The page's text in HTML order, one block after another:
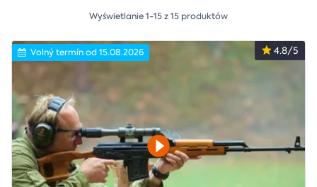
Wyświetlanie 1-15 z 15 produktów
4.8/5
Volný termín od 15.08.2026